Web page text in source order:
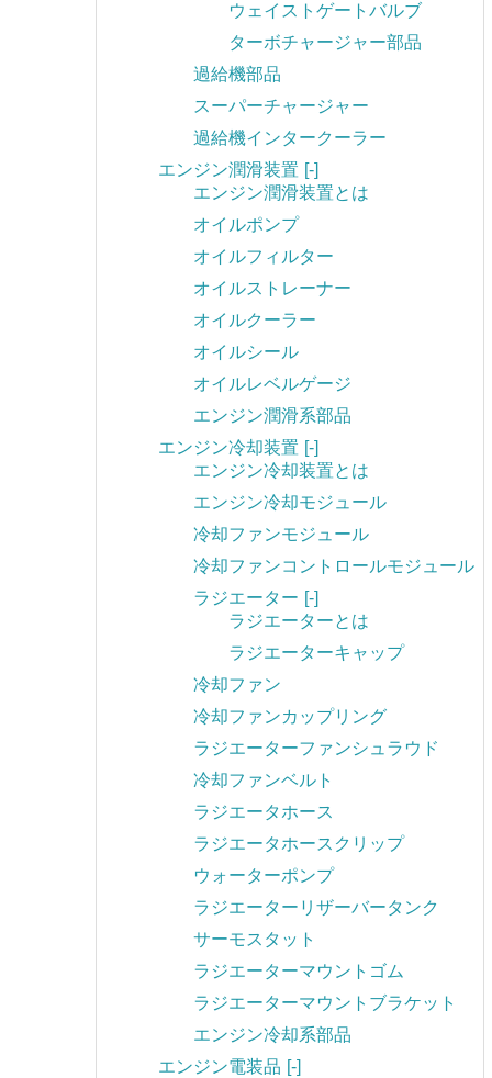
ウェイストゲートバルブ
ターボチャージャー部品
過給機部品
スーパーチャージャー
過給機インタークーラー
エンジン潤滑装置 [-]
エンジン潤滑装置とは
オイルポンプ
オイルフィルター
オイルストレーナー
オイルクーラー
オイルシール
オイルレベルゲージ
エンジン潤滑系部品
エンジン冷却装置 [-]
エンジン冷却装置とは
エンジン冷却モジュール
冷却ファンモジュール
冷却ファンコントロールモジュール
ラジエーター [-]
ラジエーターとは
ラジエーターキャップ
冷却ファン
冷却ファンカップリング
ラジエーターファンシュラウド
冷却ファンベルト
ラジエータホース
ラジエータホースクリップ
ウォーターポンプ
ラジエーターリザーバータンク
サーモスタット
ラジエーターマウントゴム
ラジエーターマウントブラケット
エンジン冷却系部品
エンジン電装品 [-]